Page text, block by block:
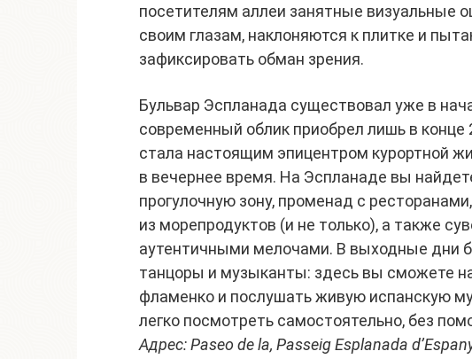
посетителям аллеи занятные визуальные
своим глазам, наклоняются к плитке и
зафиксировать обман зрения.
Бульвар Эспланада существовал уже в
современный облик приобрел лишь в конце
стала настоящим эпицентром курортной
в вечернее время. На Эспланаде вы
прогулочную зону, променад с
из морепродуктов (и не только), а также
аутентичными мелочами. В выходные дни
танцоры и музыканты: здесь вы сможете
фламенко и послушать живую испанскую
легко посмотреть самостоятельно, без
Адрес: Paseo de la, Passeig Esplanada